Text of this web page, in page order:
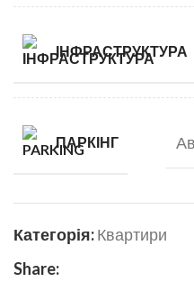
ІНФРАСТРУКТУРА
ПАРКІНГ
Категорія:Квартири
Share: